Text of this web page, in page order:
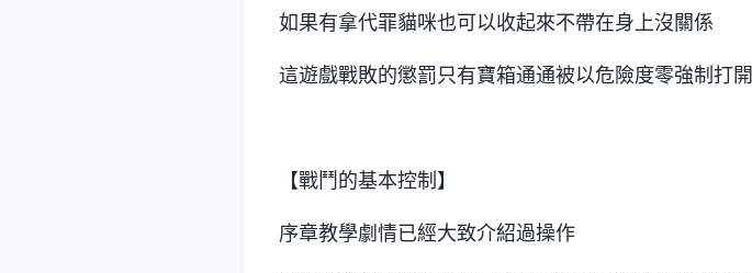
如果有拿代罪貓咪也可以收起來不帶在身上沒關係
這遊戲戰敗的懲罰只有寶箱通通被以危險度零強制打開
【戰鬥的基本控制】
序章教學劇情已經大致介紹過操作